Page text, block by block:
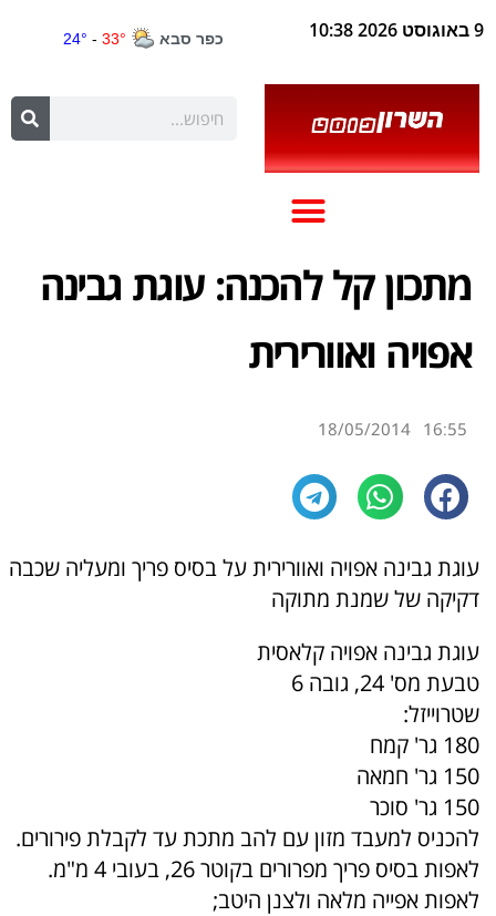
9 באוגוסט 2026 10:38
מתכון קל להכנה: עוגת גבינה
אפויה ואוורירית
16:55
18/05/2014
עוגת גבינה אפויה ואוורירית על בסיס פריך ומעליה שכבה
דקיקה של שמנת מתוקה
עוגת גבינה אפויה קלאסית
טבעת מס' 24, גובה 6
שטרוייזל:
180 גר' קמח
150 גר' חמאה
150 גר' סוכר
להכניס למעבד מזון עם להב מתכת עד לקבלת פירורים.
לאפות בסיס פריך מפרורים בקוטר 26, בעובי 4 מ"מ.
לאפות אפייה מלאה ולצנן היטב;